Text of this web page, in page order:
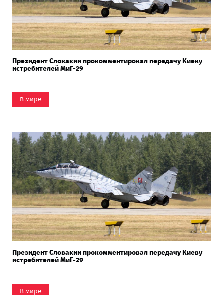
Президент Словакии прокомментировал передачу Киеву
истребителей МиГ-29
В мире
Президент Словакии прокомментировал передачу Киеву
истребителей МиГ-29
В мире